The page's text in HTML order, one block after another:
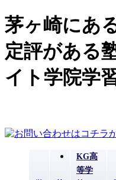
茅ヶ崎にあ
定評がある
イト学院学
KG高
等学